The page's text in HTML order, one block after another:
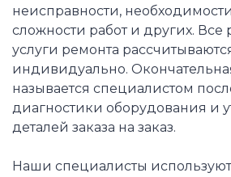
неисправности,
сложности работ и других. Все
услуги ремонта
индивидуально.
называется специалистом
диагностики оборудования и
деталей заказа на заказ.
Наши специалисты используют